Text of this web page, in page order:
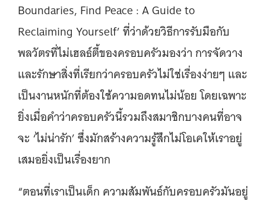
Boundaries, Find Peace : A Guide to
Reclaiming Yourself’ ที่ว่าด้วยวิธีการรับมือกับ
พลวัตรที่ไม่เฮลธ์ตี้ของครอบครัวมองว่า การจัดวาง
และรักษาสิ่งที่เรียกว่าครอบครัวไม่ใช่เรื่องง่ายๆ และ
เป็นงานหนักที่ต้องใช้ความอดทนไม่น้อย โดยเฉพาะ
ยิ่งเมื่อคำว่าครอบครัวนี้รวมถึงสมาชิกบางคนที่อาจ
จะ ‘ไม่น่ารัก’ ซึ่งมักสร้างความรู้สึกไม่โอเคให้เราอยู่
เสมอยิ่งเป็นเรื่องยาก
“ตอนที่เราเป็นเด็ก ความสัมพันธ์กับครอบครัวมันอยู่